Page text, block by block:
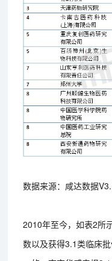
数据来源：咸达数据
2010年至今，如表2所
数以及获得3.1类临床